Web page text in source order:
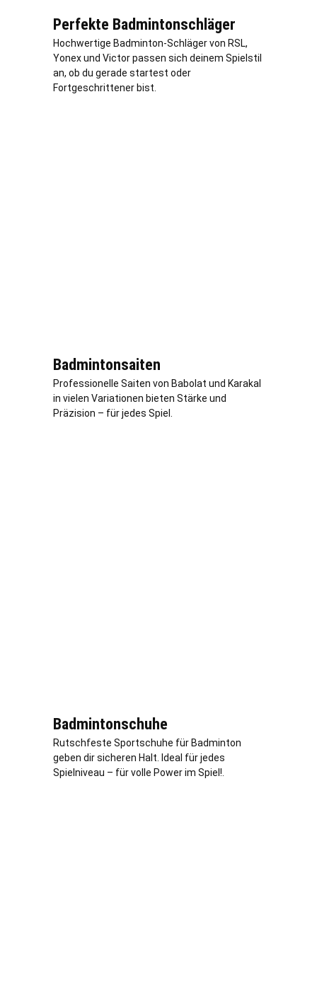
Perfekte Badmintonschläger
Hochwertige Badminton-Schläger von RSL,
Yonex und Victor passen sich deinem Spielstil
an, ob du gerade startest oder
Fortgeschrittener bist.
Badmintonsaiten
Professionelle Saiten von Babolat und Karakal
in vielen Variationen bieten Stärke und
Präzision – für jedes Spiel.
Badmintonschuhe
Rutschfeste Sportschuhe für Badminton
geben dir sicheren Halt. Ideal für jedes
Spielniveau – für volle Power im Spiel!.